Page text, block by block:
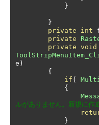
}
}
private
int
private
private void
e )
{
if (
{
ルがありません。新規に作
}